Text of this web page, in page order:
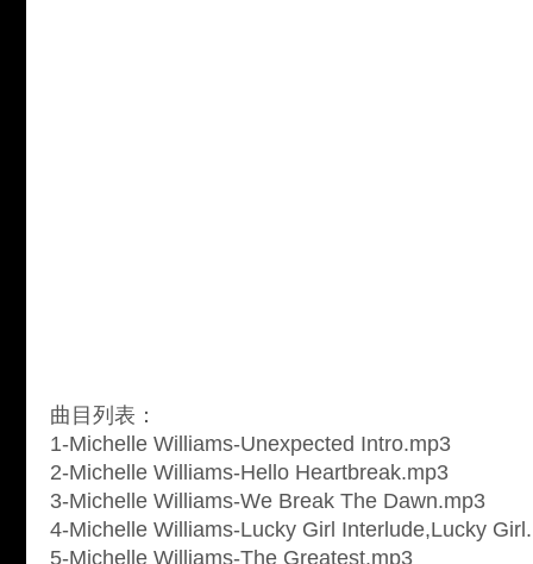
曲目列表：
1-Michelle Williams-Unexpected Intro.mp3
2-Michelle Williams-Hello Heartbreak.mp3
3-Michelle Williams-We Break The Dawn.mp3
4-Michelle Williams-Lucky Girl Interlude,Lucky
5-Michelle Williams-The Greatest.mp3